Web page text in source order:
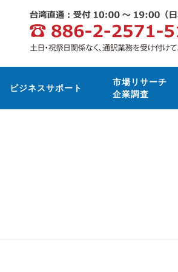
ビジネスサポート
市場リサーチ
企業調査